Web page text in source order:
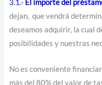
3.1.- El importe del
dejan, que vendrá
deseamos adquirir, la cual
posibilidades y nuestras
No es conveniente
más del 80% del valor de